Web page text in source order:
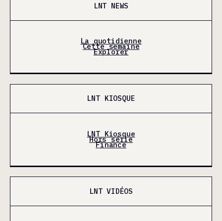
LNT NEWS
La quotidienne
Cette semaine
Explorer
LNT KIOSQUE
LNT Kiosque
Hors série
Finance
LNT VIDÉOS